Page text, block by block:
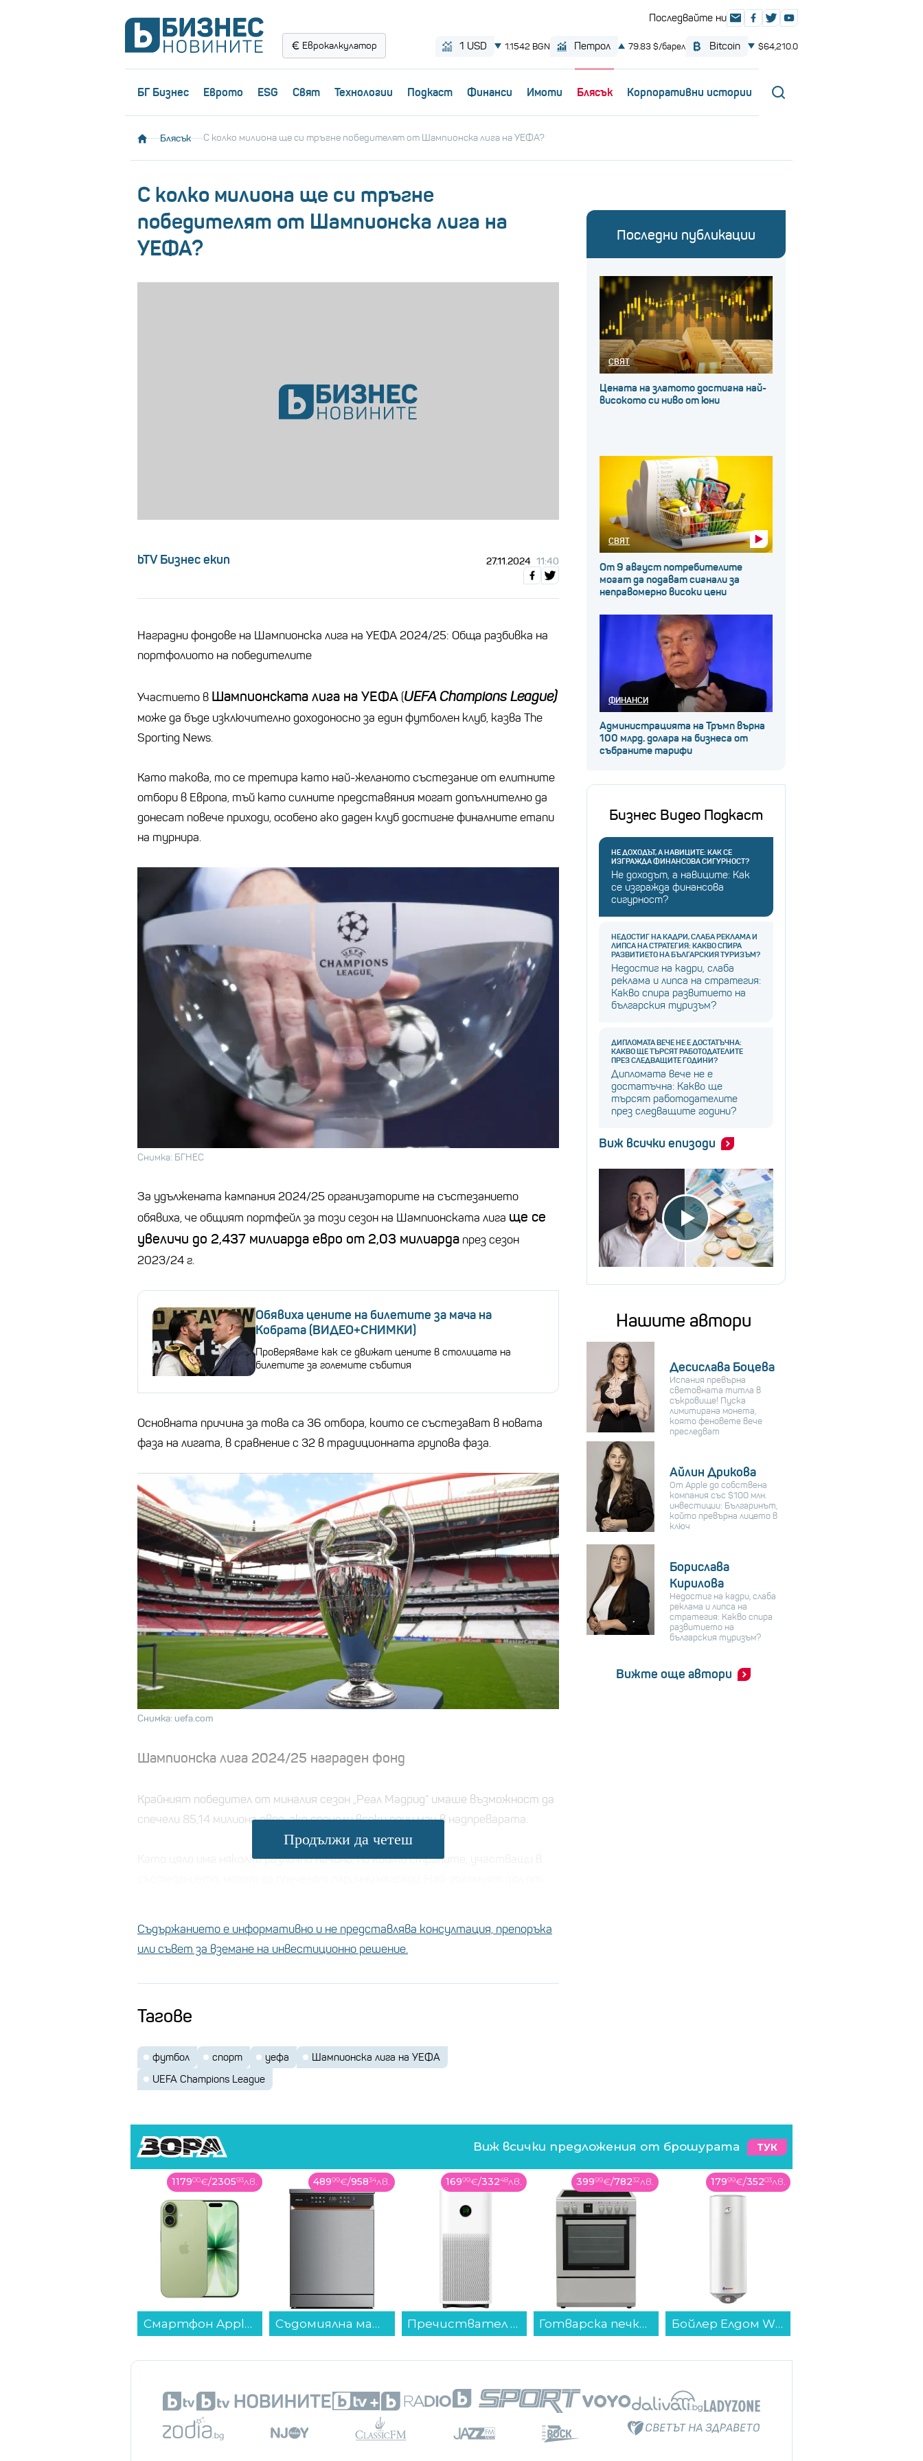
Еврокалкулатор
БГ Бизнес Еврото ESG Свят Технологии Пoдкаст Финанси Имоти Блясък Корпоративни истории
Блясък С колко милиона ще си тръгне победителят от Шампионска лига на УЕФА?
С колко милиона ще си тръгне
победителят от Шампионска лига на
УЕФА?
bTV Бизнес екип 27.11.2024 11:40
Наградни фондове на Шампионска лига на УЕФА 2024/25: Обща разбивка на
портфолиото на победителите
Участието в Шампионската лига на УЕФА (UEFA Champions League)
може да бъде изключително доходоносно за един футболен клуб, казва The
Sporting News.
Като такова, то се третира като най-желаното състезание от елитните
отбори в Европа, тъй като силните представяния могат допълнително да
донесат повече приходи, особено ако даден клуб достигне финалните етапи
на турнира.
Снимка: БГНЕС
За удължената кампания 2024/25 организаторите на състезанието
обявиха, че общият портфейл за този сезон на Шампионската лига ще се
увеличи до 2,437 милиарда евро от 2,03 милиарда през сезон
2023/24 г.
Обявиха цените на билетите за мача на
Кобрата (ВИДЕО+СНИМКИ)
Проверяваме как се движат цените в столицата на
билетите за големите събития
Основната причина за това са 36 отбора, които се състезават в новата
фаза на лигата, в сравнение с 32 в традиционната групова фаза.
Снимка: uefa.com
Шампионска лига 2024/25 награден фонд
Крайният победител от миналия сезон „Реал Мадрид“ имаше възможност да
спечели 85,14 милиона евро, ако спечели всеки един мач в надпреварата.
Като цяло има няколко различни начина, по които страните, участващи в
Победител - 25 милиона евро
Второ място - 18,5 милиона евро
Четвърт финалисти - 12,5 милиона евро
Осминафинал - 11 милиона евро
Достигане до елиминационния кръг - 1 милион евро
като отборът, завършил на 36-то място, получава само тази сума. 35-ият
отбор ще получи два пъти тази сума и така нататък, докато класираният
на първо място отбор получи 36 пъти тази печалба.
Продължи да четеш
Съдържанието е информативно и не представлява консултация, препоръка
или съвет за вземане на инвестиционно решение.
Тагове
футбол спорт уефа
Шампионска лига на УЕФА
UEFA Champions League
Последни публикации
СВЯТ
Цената на златото достигна най-
високото си ниво от юни
СВЯТ
От 9 август потребителите
могат да подават сигнали за
неправомерно високи цени
ФИНАНСИ
Администрацията на Тръмп върна
100 млрд. долара на бизнеса от
събраните тарифи
Бизнес Видео Подкаст
НЕ ДОХОДЪТ, А НАВИЦИТЕ: КАК СЕ
ИЗГРАЖДА ФИНАНСОВА СИГУРНОСТ?
Не доходът, а навиците: Как
се изгражда финансова
сигурност?
НЕДОСТИГ НА КАДРИ, СЛАБА РЕКЛАМА И
ЛИПСА НА СТРАТЕГИЯ: КАКВО СПИРА
РАЗВИТИЕТО НА БЪЛГАРСКИЯ ТУРИЗЪМ?
Недостиг на кадри, слаба
реклама и липса на стратегия:
Какво спира развитието на
българския туризъм?
ДИПЛОМАТА ВЕЧЕ НЕ Е ДОСТАТЪЧНА:
КАКВО ЩЕ ТЪРСЯТ РАБОТОДАТЕЛИТЕ
ПРЕЗ СЛЕДВАЩИТЕ ГОДИНИ?
Дипломата вече не е
достатъчна: Какво ще
търсят работодателите
през следващите години?
Виж всички епизоди
Нашите автори
Десислава Боцева
Испания превърна
световната титла в
съкровище! Пуска
лимитирана монета,
която феновете вече
преследват
Айлин Дрикова
От Apple до собствена
компания със $100 млн.
инвестиции: Българинът,
който превърна лицето в
ключ
Борислава
Кирилова
Недостиг на кадри, слаба
реклама и липса на
стратегия: Какво спира
развитието на
българския туризъм?
Вижте още автори
Виж всички предложения от брошурата ТУК
48999€/95834лв.
Съдомиялна машина Finlux DFX6015HIGH , 15 комплекта, A...
16999€/33248лв.
Пречиствател Xiaomi BHR08MZEU Mijia Smart Air Purifier 6 , CADR за частици: 443 м?/ч...
39999€/78232лв.
Готварска печка (ток) Sharp KF-76FVDT22IMK-EU , INOX , Керамични...
17999€/35203лв.
Бойлер Елдом WVF08039F 80L 3KW , 3 , 75 , C , Вертикален...
2399€/4693лв.
Външна батерия Hama 201716, "Colour 20" зелена 20000 mAh...